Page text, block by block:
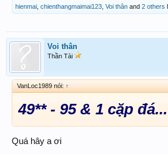
hienmai chienthangmaimai123 Voi thân and 2 others
Voi thân
Thần Tài
VanLoc1989 nói: ↑
49** - 95 & 1 cặp
Quá hây a ơi